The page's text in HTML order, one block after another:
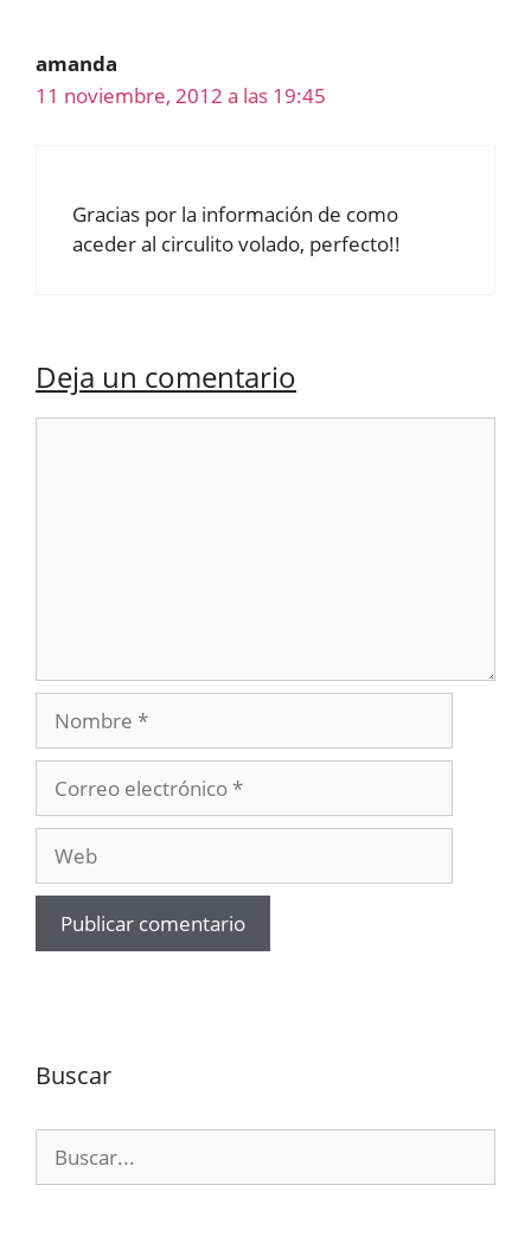
amanda
11 noviembre, 2012 a las 19:45
Gracias por la información de como
aceder al circulito volado, perfecto!!
Deja un comentario
Nombre
electrónico
Buscar